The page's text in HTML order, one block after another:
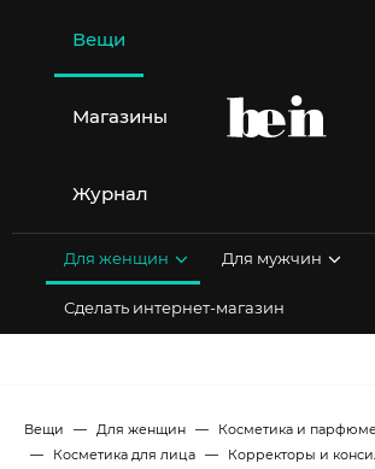
содержимому
Вещи
Магазины
Журнал
Для женщин Для мужчин
Сделать интернет-магазин
Вещи Для женщин
Косметика и
Косметика для лица
Корректоры и